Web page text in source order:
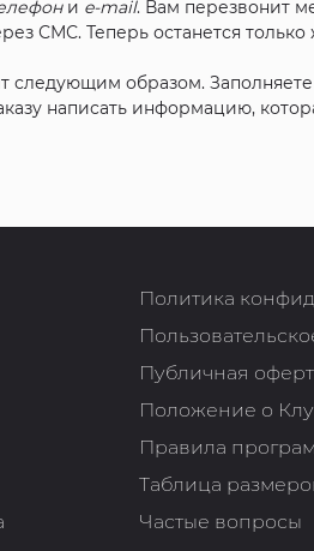
и e-mail. Вам перезвонит
СМС. Теперь останется только
образом.
написать информацию,
Политика
Публичная
Положение о
Правила
Таблица
Частые вопросы